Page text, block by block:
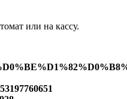
или на кассу.